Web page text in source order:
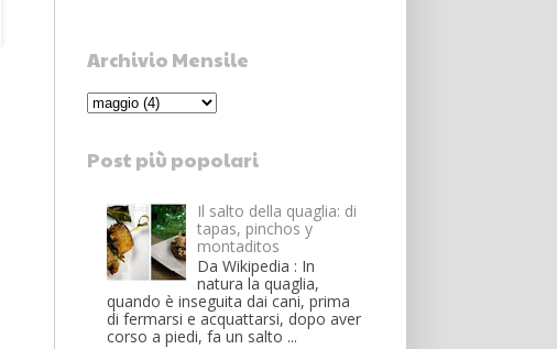
Archivio Mensile
Post più popolari
Il salto della quaglia: di
tapas, pinchos y
montaditos
Da Wikipedia : In
natura la quaglia,
quando è inseguita dai cani, prima
di fermarsi e acquattarsi, dopo aver
corso a piedi, fa un salto ...